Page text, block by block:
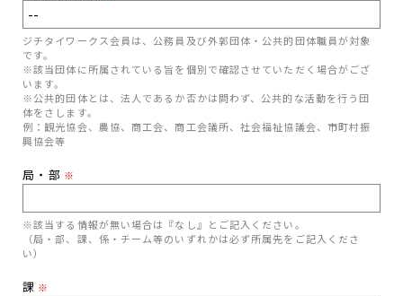
ジチタイワークス会員は、公務員及び外郭団体・公共的団体職員が対象
です。
※該当団体に所属されている旨を個別で確認させていただく場合がござ
います。
※公共的団体とは、法人であるか否かは問わず、公共的な活動を行う団
体をさします。
例：観光協会、農協、商工会、商工会議所、社会福祉協議会、市町村振
興協会等
局・部 ※
※該当する情報が無い場合は『なし』とご記入ください。
（局・部、課、係・チーム等のいずれかは必ず所属先をご記入くださ
い）
課 ※